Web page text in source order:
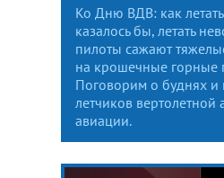
Ко Дню ВДВ: как летать
казалось бы, летать
пилоты сажают
на крошечные горные
Поговорим о буднях и
летчиков вертолетной
авиации.